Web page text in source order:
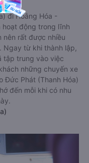
đi Hoằng Hóa -
hoạt động trong lĩnh
nên rất được nhiều
từ khi thành lập,
tập trung vào việc
những chuyến xe
Đức Phát (Thanh Hóa)
đến mỗi khi có nhu